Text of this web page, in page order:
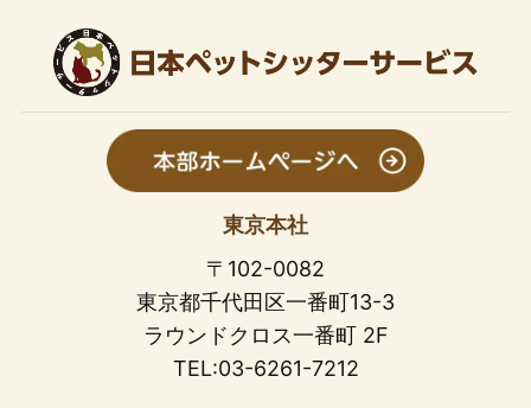
東京本社
〒102-0082
東京都千代田区一番町13-3
ラウンドクロス一番町 2F
TEL:03-6261-7212